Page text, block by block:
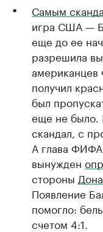
Самым
игра США —
еще до ее
разрешила
американцев
получил
был
еще не
скандал, с
А глава ФИФА
вынужден
стороны
Появление
помогло:
счетом 4:1.